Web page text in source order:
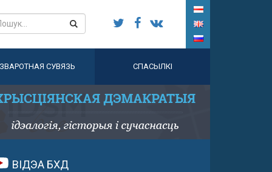
ЗВАРОТНАЯ СУВЯЗЬ СПАСЫЛКІ
ВІДЭА БХД